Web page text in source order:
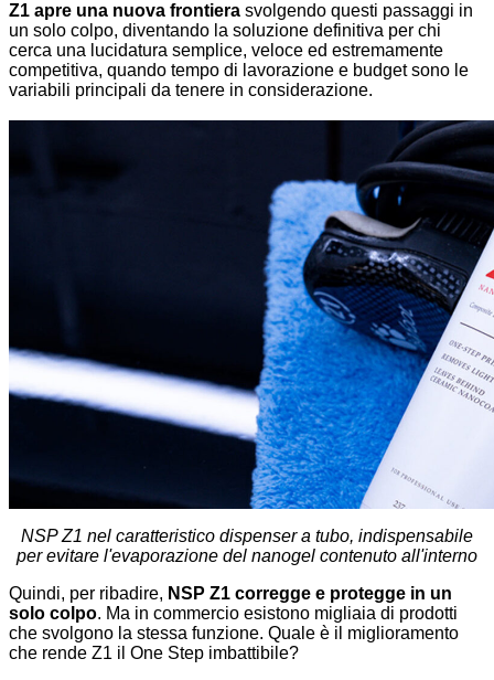
Z1 apre una nuova frontiera svolgendo questi passaggi in
un solo colpo, diventando la soluzione definitiva per chi
cerca una lucidatura semplice, veloce ed estremamente
competitiva, quando tempo di lavorazione e budget sono le
variabili principali da tenere in considerazione.
NSP Z1 nel caratteristico dispenser a tubo, indispensabile
per evitare l'evaporazione del nanogel contenuto all'interno
Quindi, per ribadire, NSP Z1 corregge e protegge in un
solo colpo. Ma in commercio esistono migliaia di prodotti
che svolgono la stessa funzione. Quale è il miglioramento
che rende Z1 il One Step imbattibile?